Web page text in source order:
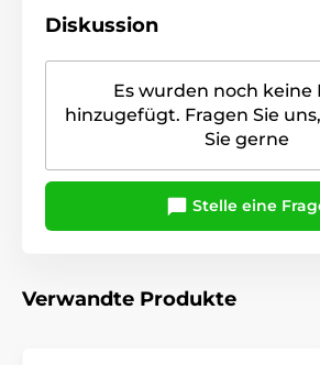
Diskussion
Es wurden noch keine
hinzugefügt. Fragen Sie
Sie gerne
Stelle eine
Verwandte Produkte